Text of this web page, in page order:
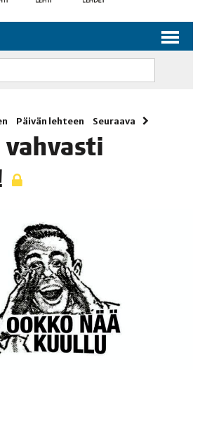
Päivän lehteen Seuraava